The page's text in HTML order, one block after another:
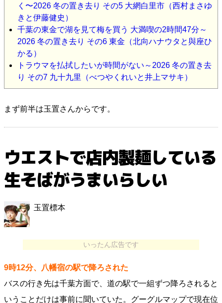
く〜2026 冬の置き去り その5 大網白里市（西村まさゆ
きと伊藤健史）
千葉の東金で湖を見て梅を買う 大満喫の2時間47分～
2026 冬の置き去り その6 東金（北向ハナウタと與座ひ
かる）
トラウマを払拭したいが時間がない～2026 冬の置き去
り その7 九十九里（べつやくれいと井上マサキ）
まず前半は玉置さんからです。
ウエストで店内製麺している
生そばがうまいらしい
玉置標本
いったん広告です
9時12分、八幡宿の駅で降ろされた
バスの行き先は千葉方面で、道の駅で一組ずつ降ろされると
いうことだけは事前に聞いていた。グーグルマップで現在位